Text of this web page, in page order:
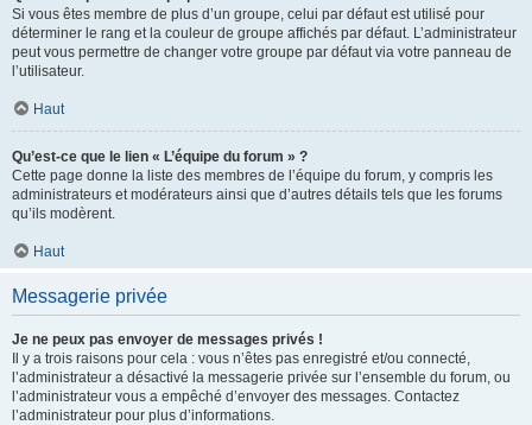
Si vous êtes membre de plus d’un groupe, celui par défaut est utilisé pour
déterminer le rang et la couleur de groupe affichés par défaut. L’administrateur
peut vous permettre de changer votre groupe par défaut via votre panneau de
l’utilisateur.
Haut
Qu’est-ce que le lien « L’équipe du forum » ?
Cette page donne la liste des membres de l’équipe du forum, y compris les
administrateurs et modérateurs ainsi que d’autres détails tels que les forums
qu’ils modèrent.
Haut
Messagerie privée
Je ne peux pas envoyer de messages privés !
Il y a trois raisons pour cela : vous n’êtes pas enregistré et/ou connecté,
l’administrateur a désactivé la messagerie privée sur l’ensemble du forum, ou
l’administrateur vous a empêché d’envoyer des messages. Contactez
l’administrateur pour plus d’informations.